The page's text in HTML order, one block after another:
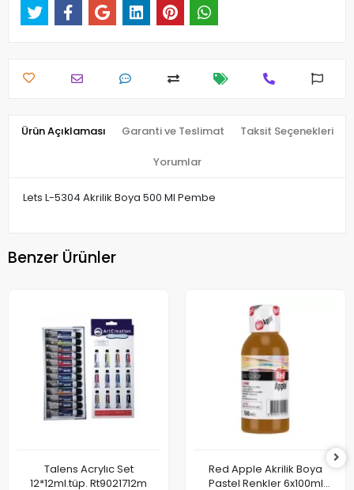
Ürün Açıklaması Garanti ve Teslimat Taksit Seçenekleri
Yorumlar
Lets L-5304 Akrilik Boya 500 Ml Pembe
Benzer Ürünler
Talens Acrylıc Set
12*12ml.tüp. Rt9021712m
Red Apple Akrilik Boya
Pastel Renkler 6x100ml